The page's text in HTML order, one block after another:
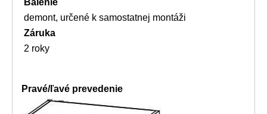
demont, určené k samostatnej montáži
Záruka
2 roky
Pravé/ľavé prevedenie